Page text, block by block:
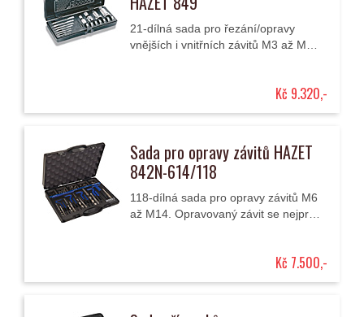
21-dílná sada pro řezání/opravy
vnějších i vnitřních závitů M3 až M12
Kč 9.320,-
Sada pro opravy závitů HAZET
842N-614/118
118-dílná sada pro opravy závitů M6
až M14. Opravovaný závit se nejprve
Kč 7.500,-